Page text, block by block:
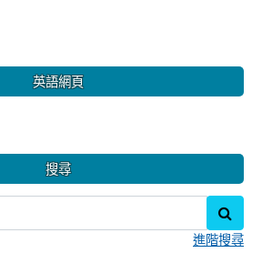
英語網頁
搜尋
進階搜尋